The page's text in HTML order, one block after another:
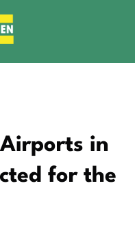
in
for the